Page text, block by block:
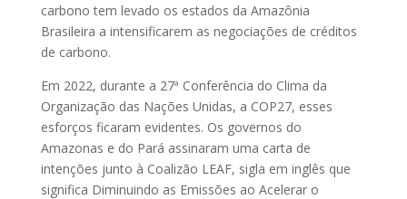
carbono tem levado os estados da Amazônia
Brasileira a intensificarem as negociações de créditos
de carbono.
Em 2022, durante a 27ª Conferência do Clima da
Organização das Nações Unidas, a COP27, esses
esforços ficaram evidentes. Os governos do
Amazonas e do Pará assinaram uma carta de
intenções junto à Coalizão LEAF, sigla em inglês que
significa Diminuindo as Emissões ao Acelerar o